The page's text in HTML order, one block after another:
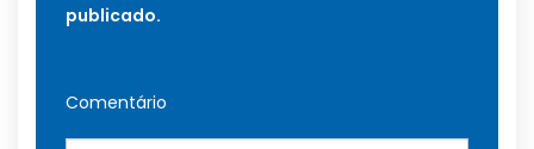
publicado.
Comentário